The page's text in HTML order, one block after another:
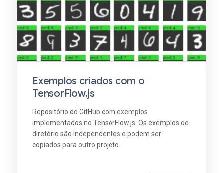
Exemplos criados com o
TensorFlow.js
Repositório do GitHub com exemplos
implementados no TensorFlow.js. Os exemplos de
diretório são independentes e podem ser
copiados para outro projeto.